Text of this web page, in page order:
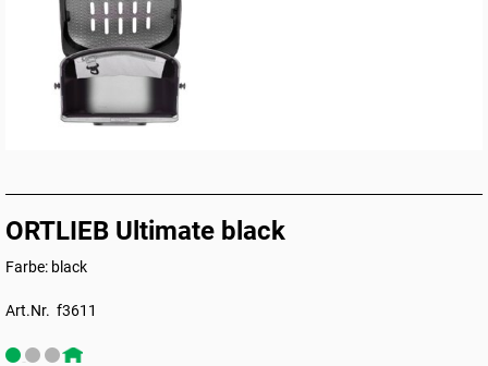
ORTLIEB Ultimate black
Farbe: black
Art.Nr. f3611